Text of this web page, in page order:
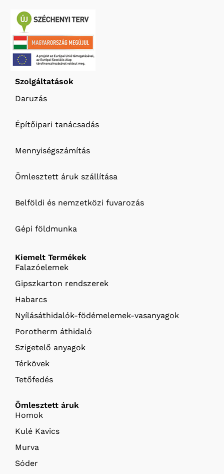
Szolgáltatások
Daruzás
Építőipari tanácsadás
Mennyiségszámítás
Ömlesztett áruk szállítása
Belföldi és nemzetközi fuvarozás
Gépi földmunka
Kiemelt Termékek
Falazóelemek
Gipszkarton rendszerek
Habarcs
Nyílásáthidalók-födémelemek-vasanyagok
Porotherm áthidaló
Szigetelő anyagok
Térkövek
Tetőfedés
Ömlesztett áruk
Homok
Kulé Kavics
Murva
Sóder